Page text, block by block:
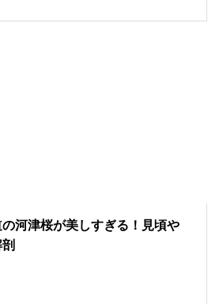
河津桜が美しすぎる！見頃や